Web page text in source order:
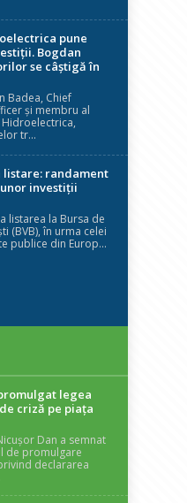
pune
Bogdan
se câștigă în
Badea, Chief
și membru al
tr...
listare: randament
investiții
listarea la Bursa de
(BVB), în urma celei
publice din Europ...
legea
criză pe piaţa
Dan a semnat
de promulgare
declararea